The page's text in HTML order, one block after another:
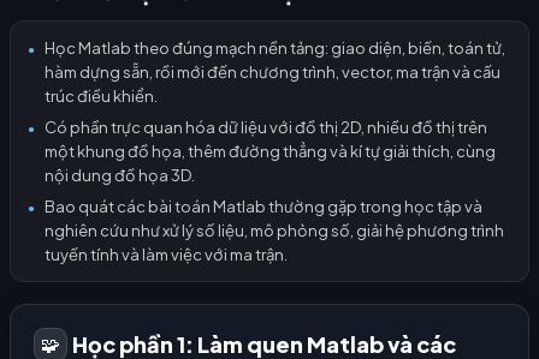
●
Học Matlab theo đúng mạch nền tảng: giao diện, biến, toán tử,
hàm dựng sẵn, rồi mới đến chương trình, vector, ma trận và cấu
trúc điều khiển.
●
Có phần trực quan hóa dữ liệu với đồ thị 2D, nhiều đồ thị trên
một khung đồ họa, thêm đường thẳng và kí tự giải thích, cùng
nội dung đồ họa 3D.
●
Bao quát các bài toán Matlab thường gặp trong học tập và
nghiên cứu như xử lý số liệu, mô phỏng số, giải hệ phương trình
tuyến tính và làm việc với ma trận.
🧩 Học phần 1: Làm quen Matlab và các